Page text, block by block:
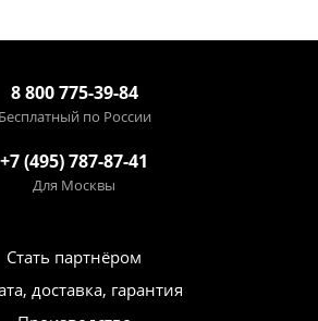
8 800 775-39-84
Бесплатный по России
+7 (495) 787-87-41
Для Москвы
Стать партнёром
доставка, гарантия